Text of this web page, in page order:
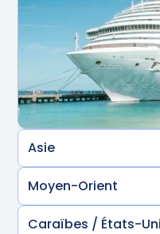
Asie
Moyen-Orient
Caraïbes / États-